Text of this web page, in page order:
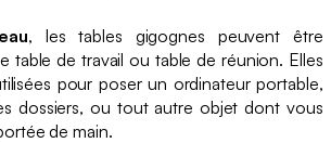
, les tables gigognes peuvent être
table de travail ou table de réunion. Elles
pour poser un ordinateur portable,
dossiers, ou tout autre objet dont vous
de main.